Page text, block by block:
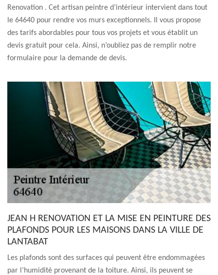
Renovation . Cet artisan peintre d’intérieur intervient dans tout
le 64640 pour rendre vos murs exceptionnels. Il vous propose
des tarifs abordables pour tous vos projets et vous établit un
devis gratuit pour cela. Ainsi, n’oubliez pas de remplir notre
formulaire pour la demande de devis.
JEAN H RENOVATION ET LA MISE EN PEINTURE DES
PLAFONDS POUR LES MAISONS DANS LA VILLE DE
LANTABAT
Les plafonds sont des surfaces qui peuvent être endommagées
par l’humidité provenant de la toiture. Ainsi, ils peuvent se